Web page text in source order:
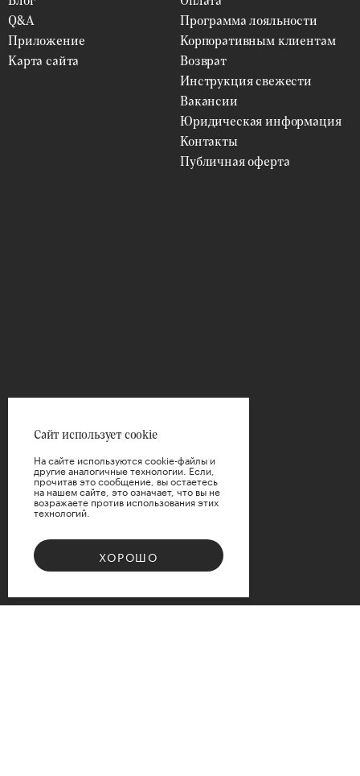
Q&A
Приложение
Карта сайта
Программа лояльности
Корпоративным клиентам
Возврат
Инструкция свежести
Вакансии
Юридическая информация
Контакты
Публичная оферта
Сайт использует cookie
На сайте используются cookie-файлы и
другие аналогичные технологии. Если,
прочитав это сообщение, вы остаетесь
на нашем сайте, это означает, что вы не
возражаете против использования этих
технологий.
ХОРОШО